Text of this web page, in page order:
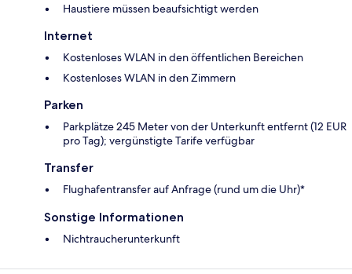
Haustiere müssen beaufsichtigt werden
Internet
Kostenloses WLAN in den öffentlichen Bereichen
Kostenloses WLAN in den Zimmern
Parken
Parkplätze 245 Meter von der Unterkunft entfernt (12 EUR
pro Tag); vergünstigte Tarife verfügbar
Transfer
Flughafentransfer auf Anfrage (rund um die Uhr)*
Sonstige Informationen
Nichtraucherunterkunft